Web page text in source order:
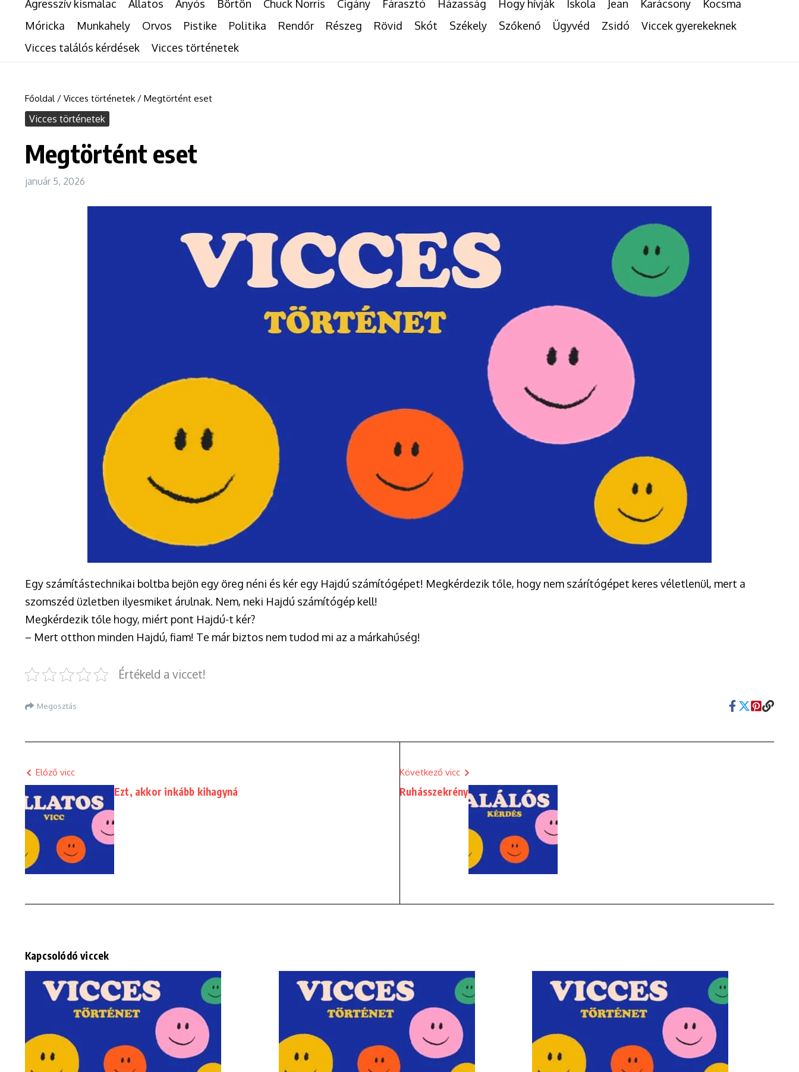
Agresszív kismalac Állatos Anyós Börtön Chuck Norris Cigány Fárasztó Házasság Hogy hívják Iskola Jean Karácsony
Kocsma
Móricka
Munkahely Orvos Pistike Politika Rendőr Részeg Rövid Skót Székely Szőkenő Ügyvéd Zsidó
Viccek gyerekeknek
Vicces találós kérdések
Vicces történetek
Főoldal/ Vicces történetek/ Megtörtént eset
Vicces történetek
Megtörtént eset
január 5, 2026
Egy számítástechnikai boltba bejön egy öreg néni és kér egy Hajdú számítógépet! Megkérdezik tőle, hogy nem szárítógépet keres véletlenül, mert a
szomszéd üzletben ilyesmiket árulnak. Nem, neki Hajdú számítógép kell!
Megkérdezik tőle hogy, miért pont Hajdú-t kér?
– Mert otthon minden Hajdú, fiam! Te már biztos nem tudod mi az a márkahűség!
Értékeld a viccet!
Megosztás
Előző vicc
Ezt, akkor inkább kihagyná
Következő vicc
Ruhásszekrény
Kapcsolódó viccek